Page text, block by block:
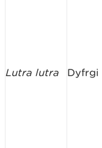
Lutra lutra Dyfrgi